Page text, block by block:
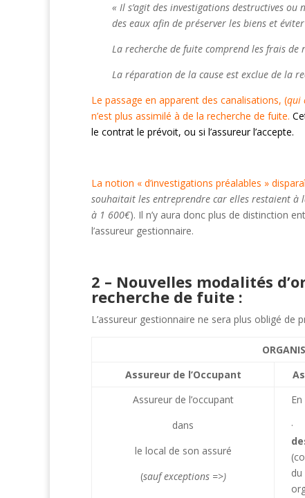
« Il s’agit des investigations destructives
des eaux afin de préserver les biens et
La recherche de fuite comprend les frais de
La réparation de la cause est exclue de la
Le passage en apparent des canalisations, (qui
n’est plus assimilé à de la recherche de fuite.
le contrat le prévoit, ou si l’assureur l’accepte.
La notion « d’investigations préalables »
souhaitait les entreprendre car elles restaient à
à 1 600€). Il n’y aura donc plus de distinction
l’assureur gestionnaire.
2 – Nouvelles modalités
recherche de fuite :
L’assureur gestionnaire ne sera plus obligé de
Assureur de l’Occupant
Assureur de l’occupant
dans
le local de son assuré
(sauf exceptions =>)
·